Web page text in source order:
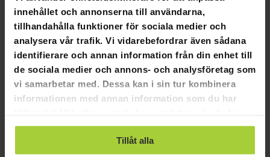
innehållet och annonserna till användarna,
tillhandahålla funktioner för sociala medier och
analysera vår trafik. Vi vidarebefordrar även sådana
identifierare och annan information från din enhet till
de sociala medier och annons- och analysföretag som
vi samarbetar med. Dessa kan i sin tur kombinera
informationen med annan information som du har
använt deras tjänster.
Tillåt alla
4,5 Baserat på 2 recensioner
1
1
0
0
SKRIV EN RECENSION